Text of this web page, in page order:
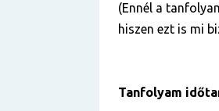
(Ennél a
hiszen ezt is mi
Tanfolyam